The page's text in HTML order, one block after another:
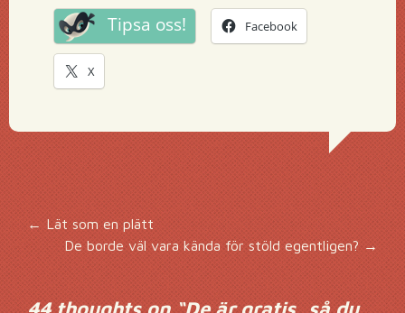
Tipsa oss! Facebook
X
Inläggsnavigering
← Lät som en plätt
De borde väl vara kända för stöld egentligen?→